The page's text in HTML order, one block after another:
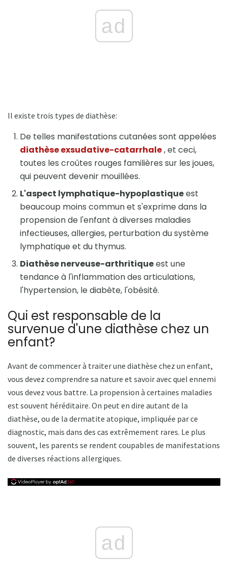
ad
Il existe trois types de diathèse:
De telles manifestations cutanées sont appelées
diathèse exsudative-catarrhale, et ceci,
toutes les croûtes rouges familières sur les joues,
qui peuvent devenir mouillées.
L'aspect lymphatique-hypoplastiqueest
beaucoup moins commun et s'exprime dans la
propension de l'enfant à diverses maladies
infectieuses, allergies, perturbation du système
lymphatique et du thymus.
Diathèse nerveuse-arthritiqueest une
tendance à l'inflammation des articulations,
l'hypertension, le diabète, l'obésité.
Qui est responsable de la
survenue d'une diathèse chez un
enfant?
Avant de commencer à traiter une diathèse chez un enfant,
vous devez comprendre sa nature et savoir avec quel ennemi
vous devez vous battre. La propension à certaines maladies
est souvent héréditaire. On peut en dire autant de la
diathèse, ou de la dermatite atopique, impliquée par ce
diagnostic, mais dans des cas extrêmement rares. Le plus
souvent, les parents se rendent coupables de manifestations
de diverses réactions allergiques.
ad